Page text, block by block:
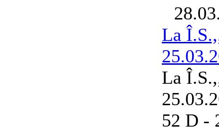
La
La
52 D -